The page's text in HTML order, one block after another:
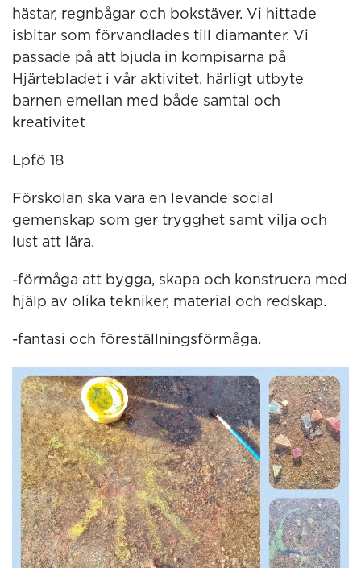
hästar, regnbågar och bokstäver. Vi hittade
isbitar som förvandlades till diamanter. Vi
passade på att bjuda in kompisarna på
Hjärtebladet i vår aktivitet, härligt utbyte
barnen emellan med både samtal och
kreativitet
Lpfö 18
Förskolan ska vara en levande social
gemenskap som ger trygghet samt vilja och
lust att lära.
-förmåga att bygga, skapa och konstruera med
hjälp av olika tekniker, material och redskap.
-fantasi och föreställningsförmåga.